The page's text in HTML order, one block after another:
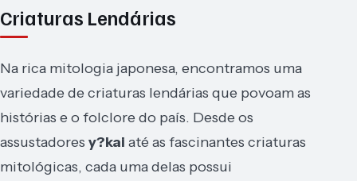
Criaturas Lendárias
Na rica mitologia japonesa, encontramos uma
variedade de criaturas lendárias que povoam as
histórias e o folclore do país. Desde os
assustadores y?kai até as fascinantes criaturas
mitológicas, cada uma delas possui